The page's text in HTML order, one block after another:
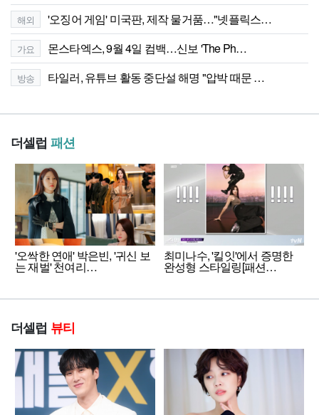
해외 '오징어 게임' 미국판, 제작 물거품…"넷플릭스…
가요 몬스타엑스, 9월 4일 컴백…신보 'The Ph…
방송 타일러, 유튜브 활동 중단설 해명 "압박 때문 …
더셀럽 패션
'오싹한 연애' 박은빈, '귀신 보
는 재벌' 천여리…
최미나수, '킬잇'에서 증명한
완성형 스타일링[패션…
더셀럽 뷰티